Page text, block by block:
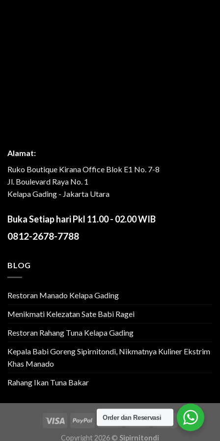
Alamat:
Ruko Boutique Kirana Office Blok E1 No. 7-8
Jl. Boulevard Raya No. 1
Kelapa Gading - Jakarta Utara
Buka Setiap hari Pkl 11.00 - 02.00 WIB
0812-2678-7788
BLOG
Restoran Manado Kelapa Gading
Menikmati Kelezatan Sate Babi Ragei
Restoran Rahang Tuna Kelapa Gading
Kepala Babi Goreng Sipirnitondi, Nikmatnya Kuliner Ekstrim
Khas Manado
Rahang Ikan Tuna Bakar
Copyright 2026 © Sipirnitondi
Order dan Reservasi